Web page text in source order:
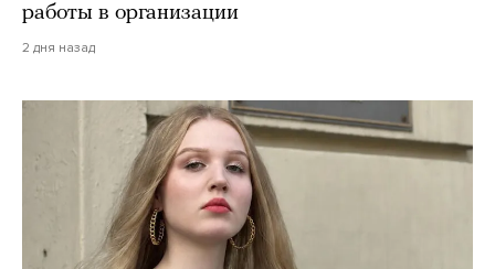
работы в организации
2 дня назад